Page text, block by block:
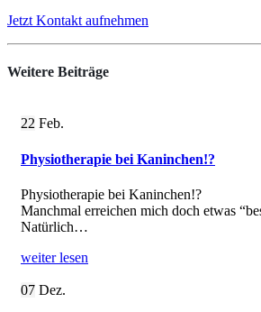
Jetzt Kontakt aufnehmen
Weitere Beiträge
22 Feb.
Physiotherapie bei Kaninchen!?
Physiotherapie bei Kaninchen!?
Manchmal erreichen mich doch etwas
Natürlich…
weiter lesen
07 Dez.